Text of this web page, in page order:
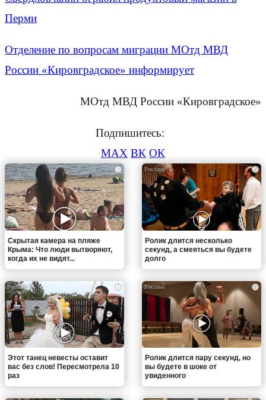
Перми
Отделение по вопросам миграции МОтд МВД
России «Кировградское» информирует
МОтд МВД России «Кировградское»
Подпишитесь:
MAX ВК ОК
i
Скрытая камера на пляже
Крыма: Что люди вытворяют,
когда их не видят...
i
Ролик длится несколько
секунд, а смеяться вы будете
долго
i
Этот танец невесты оставит
вас без слов! Пересмотрела 10
раз
i
Ролик длится пару секунд, но
вы будете в шоке от
увиденного